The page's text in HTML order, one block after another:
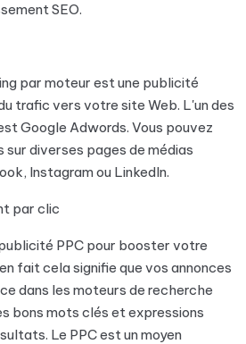
SEO.
par moteur est une publicité
trafic vers votre site Web. L'un des
Google Adwords. Vous pouvez
sur diverses pages de médias
Instagram ou LinkedIn.
par clic
PPC pour booster votre
fait cela signifie que vos annonces
dans les moteurs de recherche
bons mots clés et expressions
Le PPC est un moyen